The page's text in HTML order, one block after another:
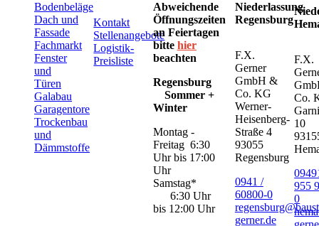
Bodenbeläge
Dach und
Fassade
Fachmarkt
Fenster
und
Türen
Galabau
Garagentore
Trockenbau
und
Dämmstoffe
Kontakt
Stellenangebote
Logistik-
Preisliste
Abweichende
Öffnungszeiten
an Feiertagen
bitte hier
beachten
Regensburg
Sommer +
Winter
Montag -
Freitag 6:30
Uhr bis 17:00
Uhr
Samstag*
6:30 Uhr
bis 12:00 Uhr
Niederlassung
Regensburg
F.X.
Gerner
GmbH &
Co. KG
Werner-
Heisenberg-
Straße 4
93055
Regensburg
0941 /
60800-0
gerner.de
F.X.
Co.
10
955
0